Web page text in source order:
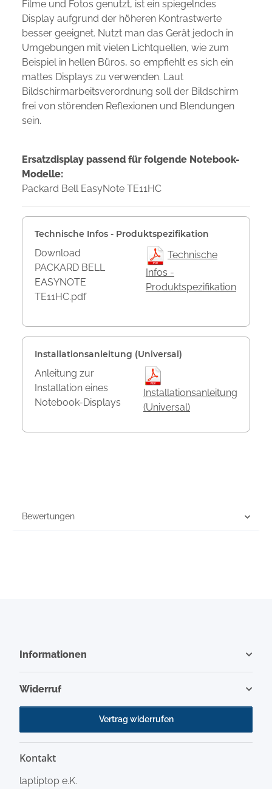
Filme und Fotos genutzt, ist ein spiegelndes
Display aufgrund der höheren Kontrastwerte
besser geeignet. Nutzt man das Gerät jedoch in
Umgebungen mit vielen Lichtquellen, wie zum
Beispiel in hellen Büros, so empfiehlt es sich ein
mattes Displays zu verwenden. Laut
Bildschirmarbeitsverordnung soll der Bildschirm
frei von störenden Reflexionen und Blendungen
sein.
Ersatzdisplay passend für folgende Notebook-
Modelle:
Packard Bell EasyNote TE11HC
Technische Infos - Produktspezifikation
Download
PACKARD BELL
EASYNOTE
TE11HC.pdf
Technische
Infos -
Produktspezifikation
Installationsanleitung (Universal)
Anleitung zur
Installation eines
Notebook-Displays
Installationsanleitung
(Universal)
Bewertungen
Informationen
Widerruf
Vertrag widerrufen
Kontakt
laptiptop e.K.